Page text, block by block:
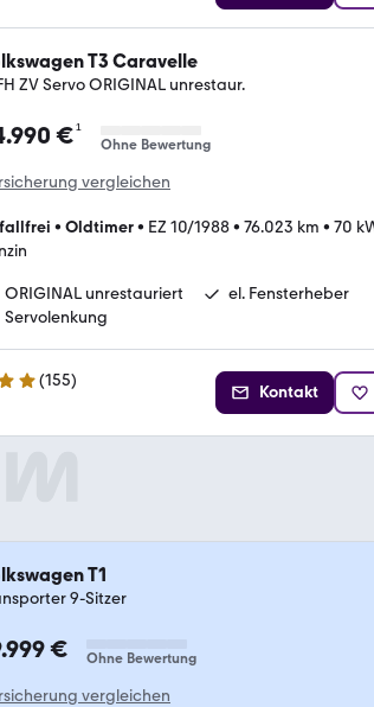
T3 Caravelle
ZV Servo ORIGINAL unrestaur.
€¹
Ohne Bewertung
vergleichen
• Oldtimer• EZ 10/1988• 76.023 km • 70
ORIGINAL unrestauriert
el. Fensterheber
Servolenkung
(155)
Kontakt
T1
9-Sitzer
€ Ohne Bewertung
vergleichen